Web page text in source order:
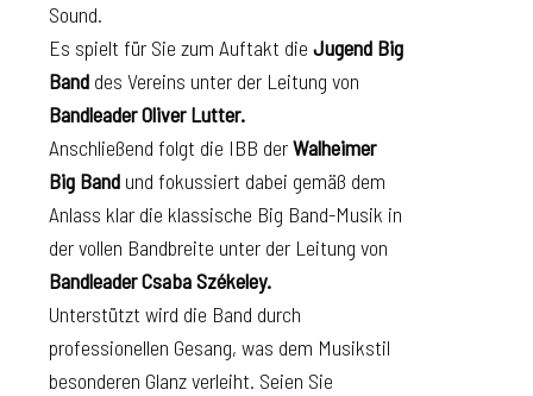
Sound.
Es spielt für Sie zum Auftakt die Jugend Big
Band des Vereins unter der Leitung von
Bandleader Oliver Lutter.
Anschließend folgt die IBB derWalheimer
Big Band und fokussiert dabei gemäß dem
Anlass klar die klassische Big Band-Musik in
der vollen Bandbreite unter der Leitung von
Bandleader Csaba Székeley.
Unterstützt wird die Band durch
professionellen Gesang, was dem Musikstil
besonderen Glanz verleiht. Seien Sie